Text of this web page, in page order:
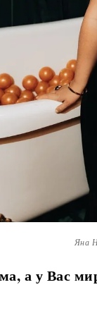
Яна
а у Вас